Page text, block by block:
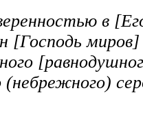
в
[Господь
(небрежного)